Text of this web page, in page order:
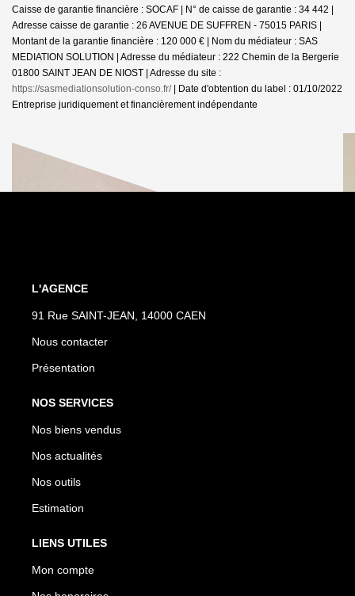
Caisse de garantie financière : SOCAF | N° de caisse de garantie : 34 442 |
Adresse caisse de garantie : 26 AVENUE DE SUFFREN - 75015 PARIS |
Montant de la garantie financière : 120 000 € | Nom du médiateur : SAS
MEDIATION SOLUTION | Adresse du médiateur : 222 Chemin de la Bergerie
01800 SAINT JEAN DE NIOST | Adresse du site :
https://sasmediationsolution-conso.fr/| Date d'obtention du label : 01/10/2022
Entreprise juridiquement et financièrement indépendante
L'AGENCE
91 Rue SAINT-JEAN, 14000 CAEN
Nous contacter
Présentation
NOS SERVICES
Nos biens vendus
Nos actualités
Nos outils
Estimation
LIENS UTILES
Mon compte